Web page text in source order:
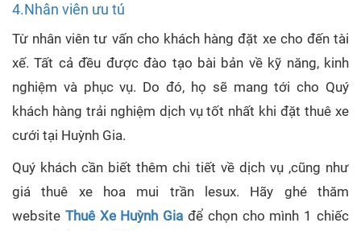
4.Nhân viên ưu tú
Từ nhân viên tư vấn cho khách hàng đặt xe cho đến tài
xế. Tất cả đều được đào tạo bài bản về kỹ năng, kinh
nghiệm và phục vụ. Do đó, họ sẽ mang tới cho Quý
khách hàng trải nghiệm dịch vụ tốt nhất khi đặt thuê xe
cưới tại Huỳnh Gia.
Quý khách cần biết thêm chi tiết về dịch vụ ,cũng như
giá thuê xe hoa mui trần lesux. Hãy ghé thăm
website Thuê Xe Huỳnh Gia để chọn cho mình 1 chiếc